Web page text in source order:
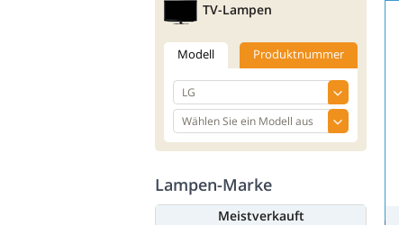
TV-Lampen
Modell Produktnummer
Lampen-Marke
Meistverkauft